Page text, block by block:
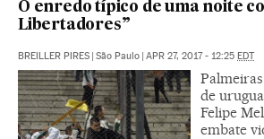
O enredo típico de uma noite
Libertadores”
BREILLER PIRES São Paulo APR 27, 2017 - 12:25 EDT
de
Felipe
embate